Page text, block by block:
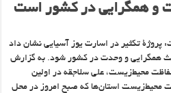
و همگرایی در کشور است
تکثیر در اسارت یوز آسیایی نشان داد
همگرایی و وحدت در کشور شود. به گزارش
حفاظت محیط‌زیست، علی سلاجقه در اولین
محیط‌زیست استان‌ها که صبح امروز در محل